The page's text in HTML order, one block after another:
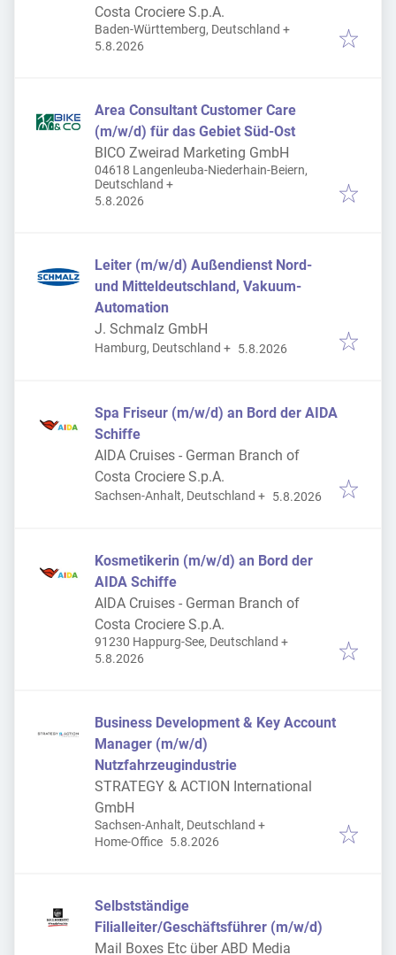
Costa Crociere S.p.A.
Baden-Württemberg, Deutschland +
Veröffentlicht
5.8.2026
Area Consultant Customer Care
(m/w/d) für das Gebiet Süd-Ost
BICO Zweirad Marketing GmbH
04618 Langenleuba-Niederhain-Beiern,
Deutschland +
Veröffentlicht
5.8.2026
Leiter (m/w/d) Außendienst Nord-
und Mitteldeutschland, Vakuum-
Automation
J. Schmalz GmbH
Hamburg, Deutschland + Veröffentlicht
5.8.2026
Spa Friseur (m/w/d) an Bord der AIDA
Schiffe
AIDA Cruises - German Branch of
Costa Crociere S.p.A.
Sachsen-Anhalt, Deutschland + Veröffentlicht:
5.8.2026
Kosmetikerin (m/w/d) an Bord der
AIDA Schiffe
AIDA Cruises - German Branch of
Costa Crociere S.p.A.
91230 Happurg-See, Deutschland +
Veröffentlicht
5.8.2026
Business Development & Key Account
Manager (m/w/d)
Nutzfahrzeugindustrie
STRATEGY & ACTION International
GmbH
Sachsen-Anhalt, Deutschland +
Home-Office Veröffentlicht
5.8.2026
Selbstständige
Filialleiter/Geschäftsführer (m/w/d)
Mail Boxes Etc über ABD Media